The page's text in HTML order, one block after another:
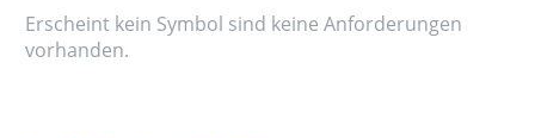
Erscheint kein Symbol sind keine Anforderungen
vorhanden.